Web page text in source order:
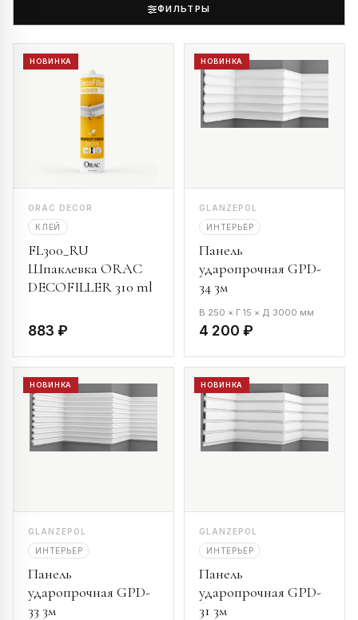
ФИЛЬТРЫ
НОВИНКА
ORAC DECOR
КЛЕЙ
FL300_RU
Шпаклевка ORAC
DECOFILLER 310 ml
883 ₽
НОВИНКА
GLANZEPOL
ИНТЕРЬЕР
Панель
ударопрочная GPD-
34 3м
В 250 × Г 15 × Д 3000 мм
4 200 ₽
НОВИНКА
GLANZEPOL
ИНТЕРЬЕР
Панель
ударопрочная GPD-
33 3м
НОВИНКА
GLANZEPOL
ИНТЕРЬЕР
Панель
ударопрочная GPD-
31 3м